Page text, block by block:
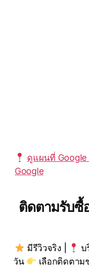
ดูแผนที่ Google
Google
ติดตามรับซื้
มีรีวิวจริง | บ
วัน
เลือกติดตา